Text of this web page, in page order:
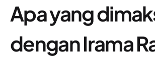
Apa yang
dengan Irama